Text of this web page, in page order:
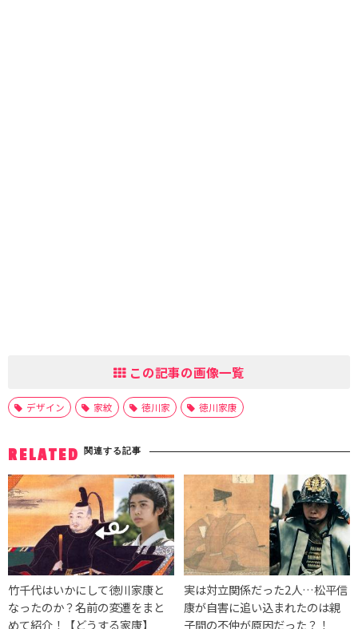
この記事の画像一覧
デザイン 家紋 徳川家 徳川家康
RELATED 関連する記事
竹千代はいかにして徳川家康と
なったのか？名前の変遷をまと
めて紹介！【どうする家康】
実は対立関係だった2人…松平信
康が自害に追い込まれたのは親
子間の不仲が原因だった？！